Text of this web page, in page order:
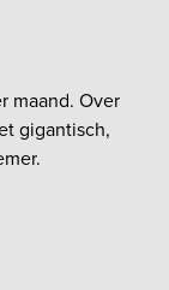
maand. Over
gigantisch,